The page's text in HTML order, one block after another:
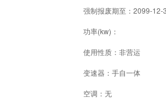
强制报废期至：2099-12-
功率(kw)：
使用性质：非营运
变速器：手自一体
空调：无